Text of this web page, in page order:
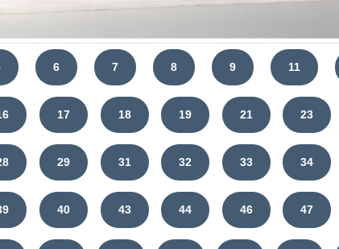
6 7 8 9 11
17 18 19 21 23
29 31 32 33 34
40 43 44 46 47